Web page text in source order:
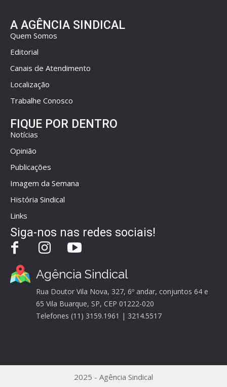
A AGÊNCIA SINDICAL
Quem Somos
Editorial
Canais de Atendimento
Localização
Trabalhe Conosco
FIQUE POR DENTRO
Notícias
Opinião
Publicações
Imagem da Semana
História Sindical
Links
Siga-nos nas redes sociais!
Agência Sindical
Rua Doutor Vila Nova, 327, 6º andar, conjuntos 64 e
65 Vila Buarque, SP, CEP 01222-020
Telefones (11) 3159.1961 | 3214.5517
2025 - Agência Sindical